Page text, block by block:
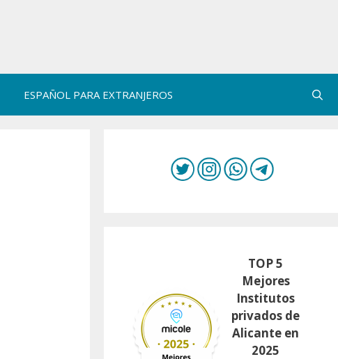
ESPAÑOL PARA EXTRANJEROS
TOP 5
Mejores
Institutos
privados de
Alicante en
2025